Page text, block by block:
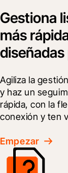
Gestiona
más
Agiliza la
y haz un
rápida, con la
conexión y ten
Empezar